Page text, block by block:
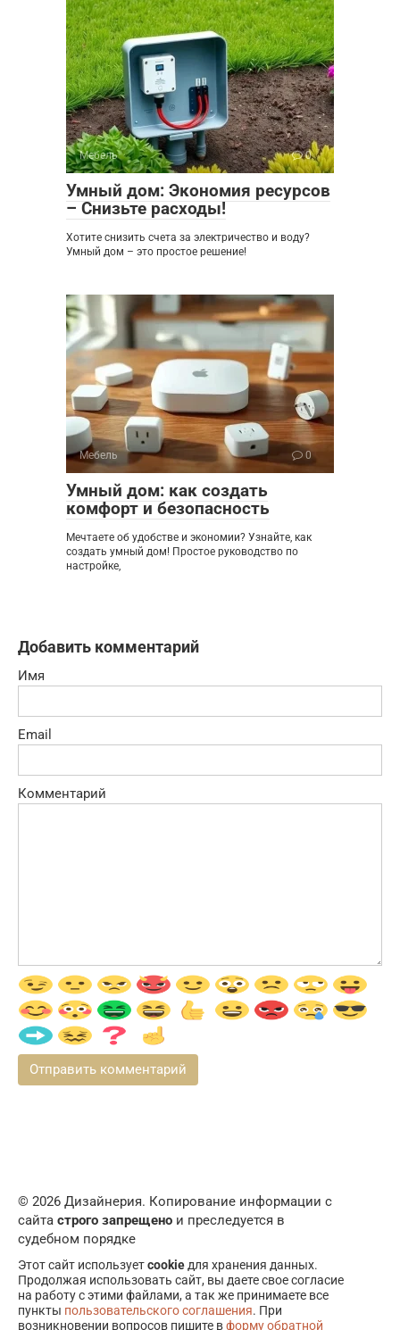
Мебель 0
Умный дом: Экономия ресурсов
– Снизьте расходы!
Хотите снизить счета за электричество и воду?
Умный дом – это простое решение!
Мебель 0
Умный дом: как создать
комфорт и безопасность
Мечтаете об удобстве и экономии? Узнайте, как
создать умный дом! Простое руководство по
настройке,
Добавить комментарий
Имя
Email
Комментарий
© 2026 Дизайнерия. Копирование информации с
сайта строго запрещено и преследуется в
судебном порядке
Этот сайт используетcookieдля хранения данных.
Продолжая использовать сайт, вы даете свое согласие
на работу с этими файлами, а так же принимаете все
пункты пользовательского соглашения. При
возникновении вопросов пишите вформу обратной